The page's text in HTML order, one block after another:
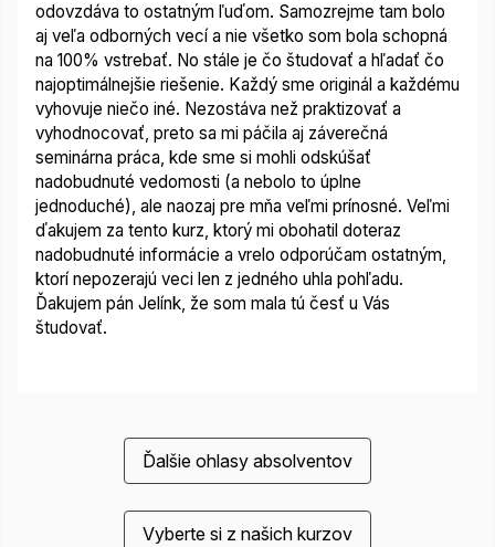
odovzdáva to ostatným ľuďom. Samozrejme tam bolo
aj veľa odborných vecí a nie všetko som bola schopná
na 100% vstrebať. No stále je čo študovať a hľadať čo
najoptimálnejšie riešenie. Každý sme originál a každému
vyhovuje niečo iné. Nezostáva než praktizovať a
vyhodnocovať, preto sa mi páčila aj záverečná
seminárna práca, kde sme si mohli odskúšať
nadobudnuté vedomosti (a nebolo to úplne
jednoduché), ale naozaj pre mňa veľmi prínosné. Veľmi
ďakujem za tento kurz, ktorý mi obohatil doteraz
nadobudnuté informácie a vrelo odporúčam ostatným,
ktorí nepozerajú veci len z jedného uhla pohľadu.
Ďakujem pán Jelínk, že som mala tú česť u Vás
študovať.
Ďalšie ohlasy absolventov
Vyberte si z našich kurzov